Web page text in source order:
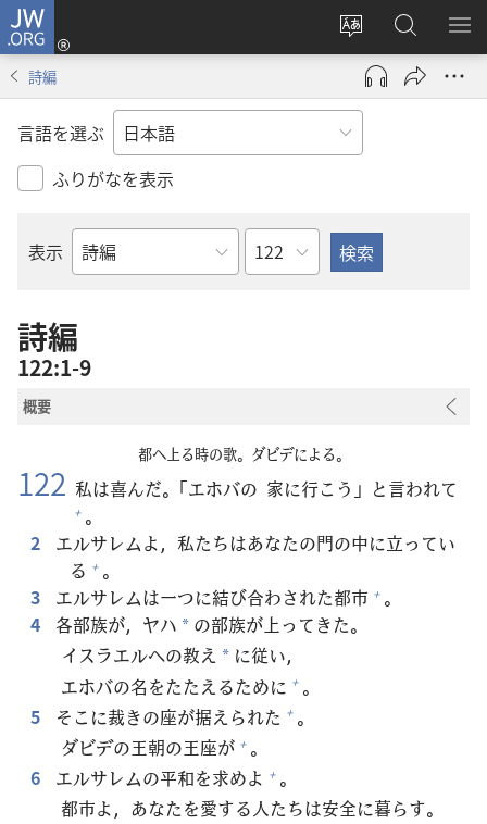
JW.ORG
サ
イ
ト
の
言
変
え
ロ
グ
ン
し
ブ
で
JW.ORG
の
検
メ
を
詩編
言語を選ぶ
ふりがなを表示
表示
聖
の
書
名
章
詩編
122:1-9
概要
都へ上る時の歌。ダビデによる。
122 私は喜んだ。「エホバの 家に行こう」と言われて
+ 。
2
エルサレムよ， 私たちはあなたの門の中に立ってい
る + 。
3
エルサレムは一つに結び合わされた都市 + 。
4
各部族が，ヤハ * の部族が 上ってきた。
イスラエルへの教え * に従い，
エホバの名をたたえるために + 。
5
そこに裁きの座が据えられた + 。
ダビデの王朝の王座が + 。
6
エルサレムの平和を求めよ + 。
都市よ，あなたを愛する人たちは安全に暮らす。